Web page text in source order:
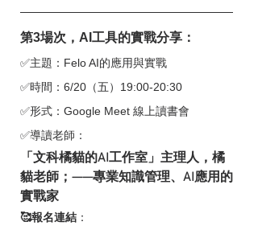
第3場次，AI工具的實戰分享：
✅主題：Felo AI的應用與實戰
✅時間：6/20（五）19:00-20:30
✅形式：Google Meet 線上讀書會
✅導讀老師：
「文科橘貓的AI工作室」主理人，橘
貓老師；——專業知識管理、AI應用的
實戰家
🥰報名連結 ：